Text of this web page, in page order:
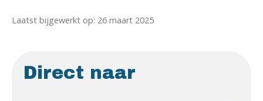
Laatst bijgewerkt op: 26 maart 2025
Direct naar